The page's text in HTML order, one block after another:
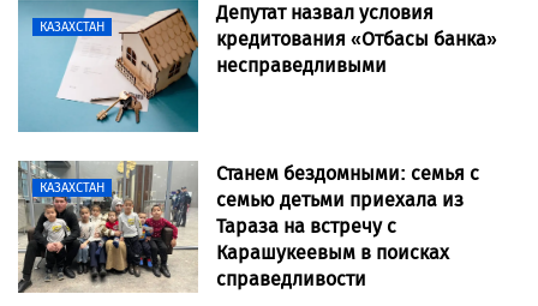
КАЗАХСТАН
Депутат назвал условия
кредитования «Отбасы банка»
несправедливыми
КАЗАХСТАН
Станем бездомными: семья с
семью детьми приехала из
Тараза на встречу с
Карашукеевым в поисках
справедливости